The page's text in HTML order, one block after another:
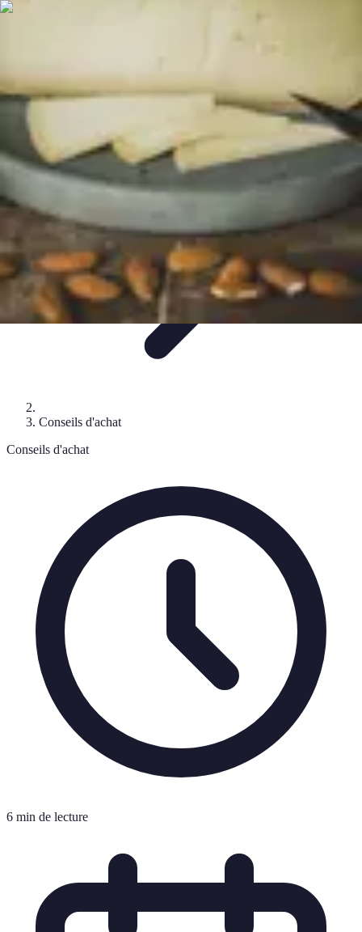
Poissons Frais
Poissons Frais
Conseils d'achat
Conseils d'achat
6 min de lecture